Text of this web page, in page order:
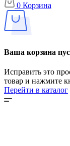
0 Корзина
Ваша корзина
Исправить это
товар и нажмите
Перейти в каталог